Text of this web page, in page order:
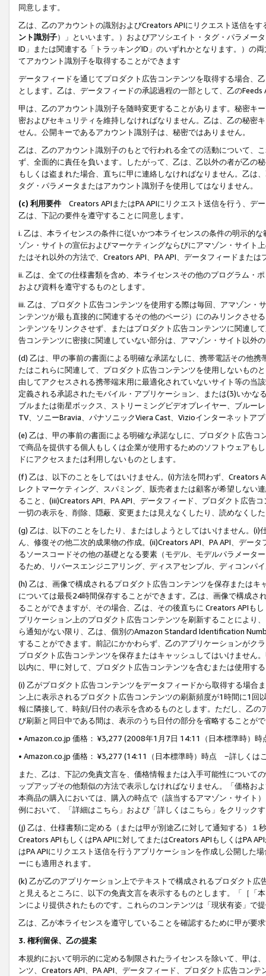
同意します。
乙は、乙のアカウントの識別およびCreators APIにリクエスト送信を
ント識別子）」といいます。）およびアソシエイト・タグ・パラメー
ID」または関連する「トラッキングID」のいずれかとなります。）の
てアカウント識別子を取得することができます
データフィードを通じてプロダクト広告コンテンツを取得する場合、
とします。乙は、データフィードの承認過程の一部として、乙の
甲は、乙のアカウント識別子を随時変更することがあります。秘密キ
密およびセキュリティを維持しなければなりません。乙は、乙の秘密
せん。公開キーであるアカウント識別子は、秘密ではありません。
乙は、乙のアカウント識別子のもとで行われる全ての活動について、
ず、全面的に責任を負います。したがって、乙は、乙以外の者が乙の
もしくは盗まれた場合、直ちに甲に連絡しなければなりません。乙は
タグ・パラメータまたはアカウント識別子を使用してはなりません。
(c) 利用要件 Creators APIまたはPA APIにリクエスト送信を行う、デ
乙は、下記の要件を遵守することに同意します。
i. 乙は、本ライセンスの条件に従いかつ本ライセンスの条件の明示的
ゾン・サイトの宣伝およびマーケティングならびにアマゾン・サイト
たはそれ以外の方法で、Creators API、PA API、データフィードまた
ii. 乙は、全ての仕様書類を含め、本ライセンスその他のプログラム・
および資料を遵守するものとします。
iii. 乙は、プロダクト広告コンテンツを使用する際は毎回、アマゾン
ンテンツが最も直接的に関連するその他のページ）にのみリンクさせ
ンテンツをリンクさせず、またはプロダクト広告コンテンツに関連し
告コンテンツに密接に関連していない部分は、アマゾン・サイト以外
(d) 乙は、甲の事前の書面による明確な承諾なしに、携帯電話その他
たはこれらに関連して、プロダクト広告コンテンツを使用しないもの
由してアクセスされる携帯端末用に最適化されていないサイト等の当
定義される承認されたモバイル・アプリケーション、または(3)いか
ブルまたは衛星ボックス、ストリーミングビデオプレイヤー、ブルー
TV、ソニーBravia、パナソニックViera Cast、Vizioインターネットア
(e) 乙は、甲の事前の書面による明確な承諾なしに、プロダクト広告
で商品を提供する個人もしくは企業が使用するためのソフトウェアも
ドにアクセスまたは利用しないものとします。
(f) 乙は、以下のことをしてはいけません。(i)方法を問わず、Creators
レクトマーケティング、スパミング、販売者または顧客が希望しない
ること、(iii)Creators API、PA API、データフィード、プロダクト広告
一切の表示を、削除、隠蔽、変更または見えなくしたり、読めなくし
(g) 乙は、以下のことをしたり、またはしようとしてはいけません。
ん、修復その他二次的成果物の作成。(ii)Creators API、PA API、デー
るソースコードその他の基礎となる要素（モデル、モデルパラメータ
るため、リバースエンジニアリング、ディスアセンブル、ディコンパ
(h) 乙は、画像で構成されるプロダクト広告コンテンツを保存または
については最長24時間保存することができます。乙は、画像で構成
ることができますが、その場合、乙は、その後直ちに Creators APIも
プリケーション上のプロダクト広告コンテンツを刷新することにより
ら通知がない限り、乙は、個別のAmazon Standard Identification
することができます。前記にかかわらず、乙のアプリケーションがク
プロダクト広告コンテンツを保存またはキャッシュしてはいけません
以内に、甲に対して、プロダクト広告コンテンツを含むまたは使用す
(i) 乙がプロダクト広告コンテンツをデータフィードから取得する場合
ン上に表示されるプロダクト広告コンテンツの刷新頻度が1時間に1
報に隣接して、時刻/日付の表示を含めるものとします。ただし、乙
び刷新と同日中である間は、表示のうち日付の部分を省略することが
• Amazon.co.jp 価格： ¥3,277 (2008年1月7日 14:11（日本標準時）
• Amazon.co.jp 価格： ¥3,277 (14:11（日本標準時）時点 −詳しくは
また、乙は、下記の免責文言を、価格情報または入手可能性について
ップアップその他類似の方法で表示しなければなりません。「価格
本商品の購入においては、購入の時点で（該当するアマゾン・サイト
例において、「詳細はこちら」および「詳しくはこちら」をクリック
(j) 乙は、仕様書類に定める（または甲が別途乙に対して通知する）
Creators APIもしくはPA APIに対してまたはCreators APIもしくはPA
はPA APIにリクエスト送信を行うアプリケーションを作成し公開した
ーにも適用されます。
(k) 乙が乙のアプリケーション上でテキストで構成されるプロダクト
と見えるところに、以下の免責文言を表示するものとします。「［「
ンにより提供されたものです。これらのコンテンツは「現状有姿」で
乙は、乙が本ライセンスを遵守していることを確認するために甲が要
3. 権利留保、乙の提案
本規約において明示的に定める制限されたライセンスを除いて、甲は
ンツ、Creators API、PA API、データフィード、プロダクト広告コン